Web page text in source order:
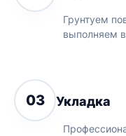
Грунтуем
выполняем
03 Укладка